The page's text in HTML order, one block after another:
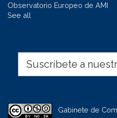
Observatorio Europeo de AMI
See all
Suscríbete a
Gabinete de